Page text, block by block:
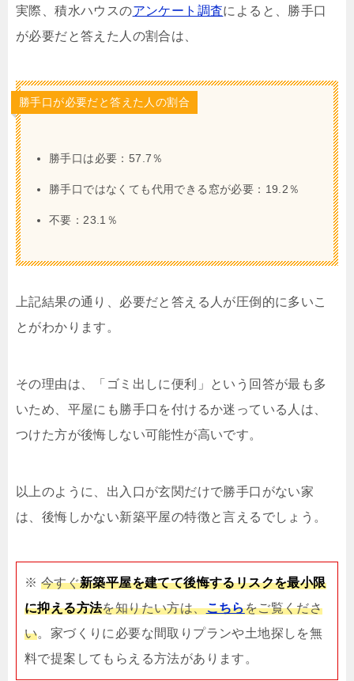
実際、積水ハウスのアンケート調査によると、勝手口
が必要だと答えた人の割合は、
勝手口が必要だと答えた人の割合
勝手口は必要：57.7％
勝手口ではなくても代用できる窓が必要：19.2％
不要：23.1％
上記結果の通り、必要だと答える人が圧倒的に多いこ
とがわかります。
その理由は、「ゴミ出しに便利」という回答が最も多
いため、平屋にも勝手口を付けるか迷っている人は、
つけた方が後悔しない可能性が高いです。
以上のように、出入口が玄関だけで勝手口がない家
は、後悔しかない新築平屋の特徴と言えるでしょう。
※ 今すぐ新築平屋を建てて後悔するリスクを最小限
に抑える方法を知りたい方は、こちらをご覧くださ
い。家づくりに必要な間取りプランや土地探しを無
料で提案してもらえる方法があります。